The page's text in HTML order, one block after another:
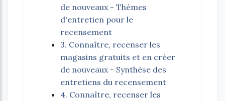
de nouveaux - Thèmes
d'entretien pour le
recensement
3. Connaître, recenser les
magasins gratuits et en créer
de nouveaux - Synthèse des
entretiens du recensement
4. Connaître, recenser les